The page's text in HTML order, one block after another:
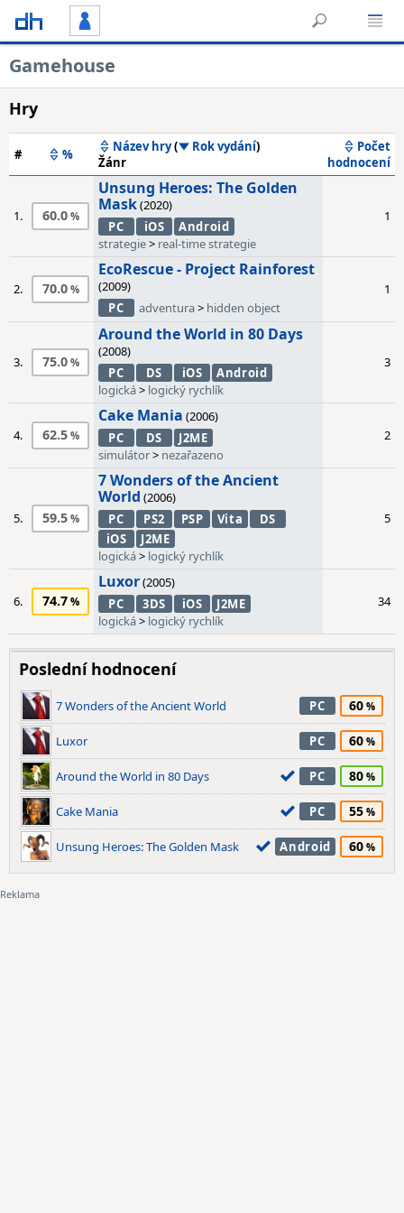
Gamehouse
Hry
# % Název hry( Rok vydání)
Žánr
Počet
hodnocení
1. 60.0
Unsung Heroes: The Golden
Mask(2020)
PC
iOS
Android
strategie> real-time strategie
1
2. 70.0
EcoRescue - Project Rainforest
(2009)
PC
adventura> hidden object
1
3. 75.0
Around the World in 80 Days
(2008)
PC
DS iOS
Android
logická> logický rychlík
3
4. 62.5
Cake Mania (2006)
PC
DS
J2ME
simulátor> nezařazeno
2
5. 59.5
7 Wonders of the Ancient
World (2006)
PC
PS2 PSP Vita
DS
iOS
J2ME
logická> logický rychlík
5
6. 74.7
Luxor(2005)
PC
3DS iOS
J2ME
logická> logický rychlík
34
Poslední hodnocení
7 Wonders of the Ancient World PC 60
Luxor PC 60
Around the World in 80 Days PC 80
Cake Mania PC 55
Unsung Heroes: The Golden Mask Android 60